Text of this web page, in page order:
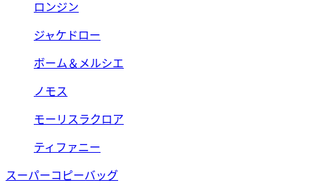
ロンジン
ジャケドロー
ボーム＆メルシエ
ノモス
モーリスラクロア
ティファニー
スーパーコピーバッグ